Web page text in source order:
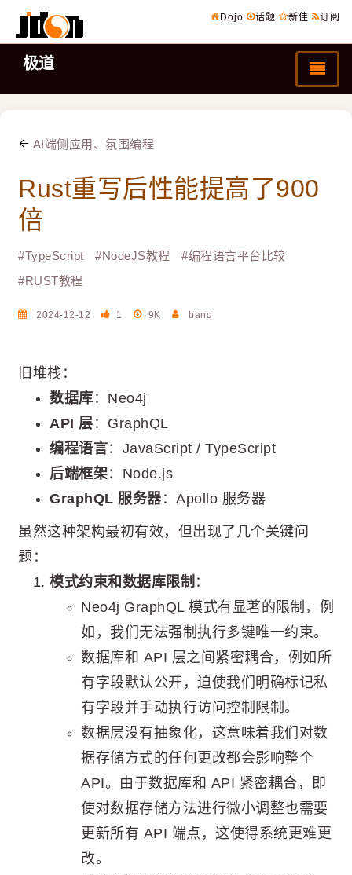
Dojo 话题 新佳 订阅
极道
AI端侧应用、氛围编程
Rust重写后性能提高了900
倍
#TypeScript #NodeJS教程 #编程语言平台比较
#RUST教程
2024-12-12 1 9K banq
旧堆栈：
数据库 ：Neo4j
API 层 ：GraphQL
编程语言：JavaScript / TypeScript
后端框架：Node.js
GraphQL 服务器：Apollo 服务器
虽然这种架构最初有效，但出现了几个关键问
题：
模式约束和数据库限制 ：
Neo4j GraphQL 模式有显著的限制，例
如，我们无法强制执行多键唯一约束。
数据库和 API 层之间紧密耦合，例如所
有字段默认公开，迫使我们明确标记私
有字段并手动执行访问控制限制。
数据层没有抽象化，这意味着我们对数
据存储方式的任何更改都会影响整个
API。由于数据库和 API 紧密耦合，即
使对数据存储方法进行微小调整也需要
更新所有 API 端点，这使得系统更难更
改。